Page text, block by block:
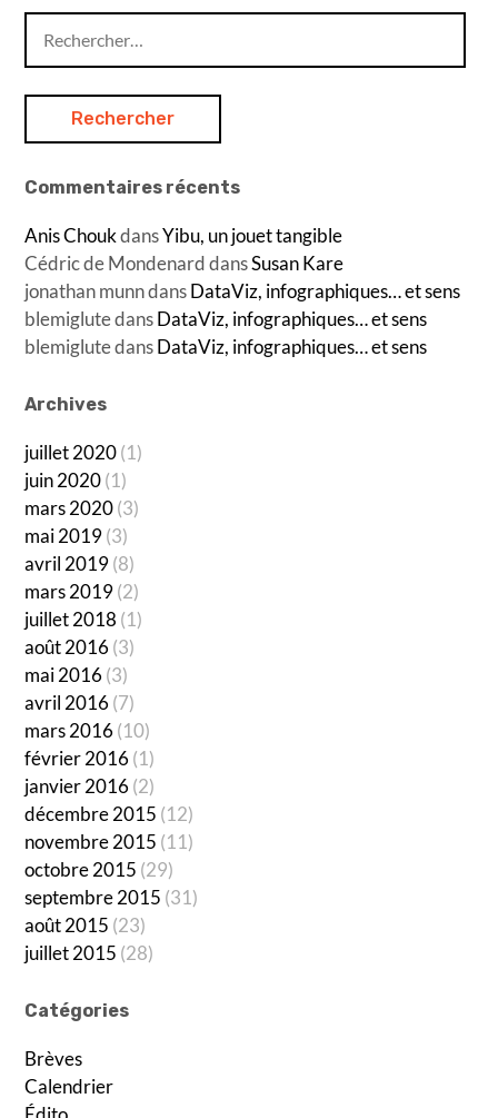
Commentaires récents
Anis ChoukdansYibu, un jouet tangible
Cédric de MondenarddansSusan Kare
jonathan munndansDataViz, infographiques… et sens
blemiglutedansDataViz, infographiques… et sens
blemiglutedansDataViz, infographiques… et sens
Archives
juillet 2020(1)
juin 2020(1)
mars 2020(3)
mai 2019(3)
avril 2019(8)
mars 2019(2)
juillet 2018 (1)
août 2016(3)
mai 2016(3)
avril 2016(7)
mars 2016(10)
février 2016(1)
janvier 2016(2)
décembre 2015 (12)
novembre 2015 (11)
octobre 2015 (29)
septembre 2015 (31)
août 2015 (23)
juillet 2015 (28)
Catégories
Brèves
Calendrier